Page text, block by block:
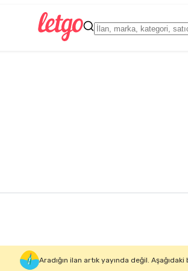
Aradığın ilan artık yayında değil.